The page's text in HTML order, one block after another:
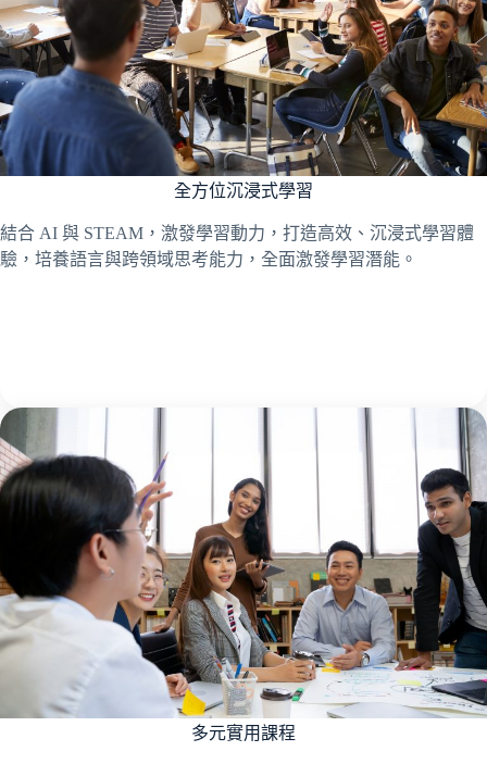
全方位沉浸式學習
結合 AI 與 STEAM，激發學習動力，打造高效、沉浸式學習體
驗，培養語言與跨領域思考能力，全面激發學習潛能。
多元實用課程